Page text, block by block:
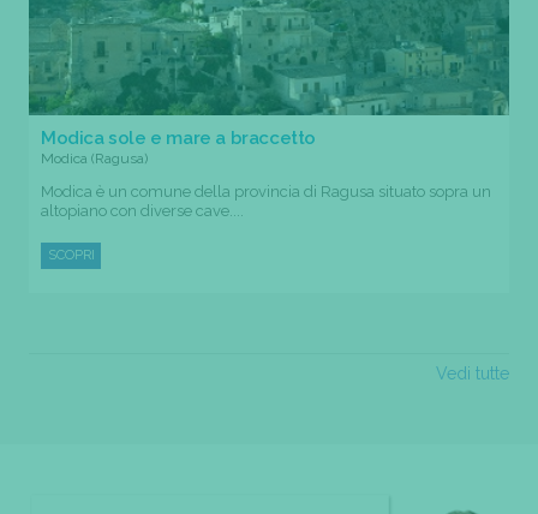
Modica sole e mare a braccetto
Modica (Ragusa)
Modica è un comune della provincia di Ragusa situato sopra un
altopiano con diverse cave....
SCOPRI
Vedi tutte